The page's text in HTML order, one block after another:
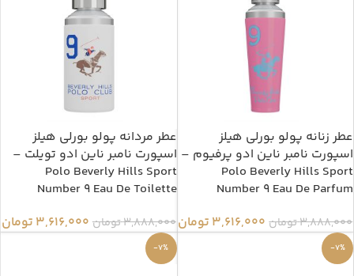
عطر زنانه پولو بورلی هیلز
اسپورت نامبر ناین ادو پرفیوم –
Polo Beverly Hills Sport
Number 9 Eau De Parfum
3,888,000تومان 3,616,000 تومان
عطر مردانه پولو بورلی هیلز
اسپورت نامبر ناین ادو تویلت –
Polo Beverly Hills Sport
Number 9 Eau De Toilette
3,888,000تومان 3,616,000 تومان
-7%
-7%